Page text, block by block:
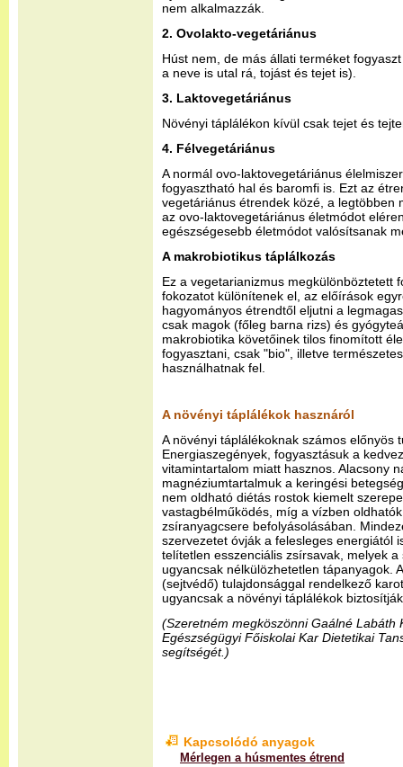
nem alkalmazzák.
2. Ovolakto-vegetáriánus
Húst nem, de más állati terméket
a neve is utal rá, tojást és tejet is).
3. Laktovegetáriánus
Növényi táplálékon kívül csak tejet és
4. Félvegetáriánus
A normál ovo-laktovegetáriánus
fogyasztható hal és baromfi is. Ezt az
vegetáriánus étrendek közé, a legtöbben
az ovo-laktovegetáriánus életmódot
egészségesebb életmódot valósítsanak
A makrobiotikus táplálkozás
Ez a vegetarianizmus megkülönböztetett
fokozatot különítenek el, az előírások
hagyományos étrendtől eljutni a
csak magok (főleg barna rizs) és
makrobiotika követőinek tilos finomított
fogyasztani, csak "bio", illetve
használhatnak fel.
A növényi táplálékok hasznáról
A növényi táplálékoknak számos előnyös
Energiaszegények, fogyasztásuk a
vitamintartalom miatt hasznos. Alacsony
magnéziumtartalmuk a keringési
nem oldható diétás rostok kiemelt
vastagbélműködés, míg a vízben
zsíranyagcsere befolyásolásában.
szervezetet óvják a felesleges energiától
telítetlen esszenciális zsírsavak, melyek
ugyancsak nélkülözhetetlen tápanyagok.
(sejtvédő) tulajdonsággal rendelkező
ugyancsak a növényi táplálékok
(Szeretném megköszönni Gaálné Labáth
Egészségügyi Főiskolai Kar Dietetikai
segítségét.)
Kapcsolódó anyagok
Mérlegen a húsmentes étrend